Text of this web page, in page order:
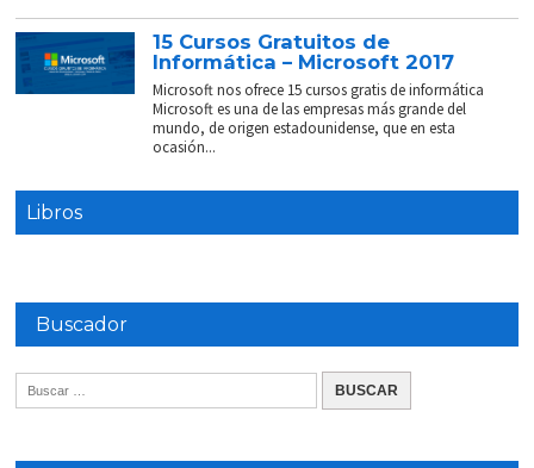
15 Cursos Gratuitos de
Informática – Microsoft 2017
Microsoft nos ofrece 15 cursos gratis de informática
Microsoft es una de las empresas más grande del
mundo, de origen estadounidense, que en esta
ocasión...
Libros
Buscador